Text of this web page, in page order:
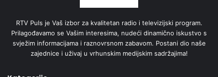
RTV Puls je Vaš izbor za kvalitetan radio i televizijski program.
Prilagođavamo se Vašim interesima, nudeći dinamično iskustvo s
svježim informacijama i raznovrsnom zabavom. Postani dio naše
zajednice i uživaj u vrhunskim medijskim sadržajima!